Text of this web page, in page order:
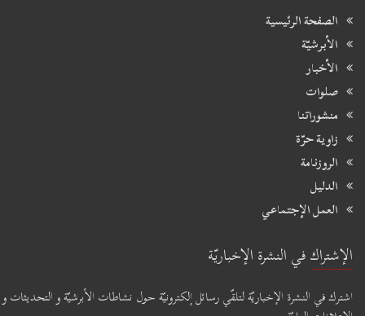
الصفحة الرئيسية
الأبرشيّة
الأخبار
صلوات
منشوراتنا
زاوية حرّة
الروزنامة
الدليل
العمل الإجتماعي
الإشتراك في النشرة الإخباريّة
اشترك في النشرة الإخباريّة لتلقّي رسائل إلكترونيّة حول نشاطات الأبرشيّة و التحديثات و